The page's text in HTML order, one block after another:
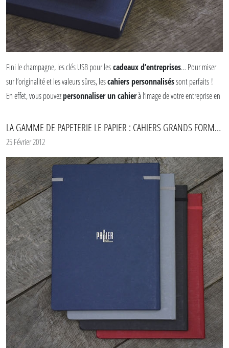
Ne cherchez plus midi à 14h, allez prendre un café, Le Papier s’occupe de tout !
Quelques photos de nos carnets personnalisés:
Fini le champagne, les clés USB pour lescadeaux d’entreprises… Pour miser
sur l’originalité et les valeurs sûres, lescahiers personnaliséssont parfaits !
En effet, vous pouvezpersonnaliser un cahierà l’image de votre entreprise en
idéal.
Parmi les goodies
cahier marquera la surprise et la satisfaction de tout le monde car tout le monde a
toujours besoin d’unbeau cahier
Cecadeau personnalisé
change des éternels cadeaux sans âmes et sans
identité : avec un
, vous êtes sûrs de faire plaisir.
Pourpersonnaliser votre cadeau d’entreprise
demander undevis
LA GAMME DE PAPETERIE LE PAPIER : CAHIERS GRANDS FORMATS
25 Février 2012